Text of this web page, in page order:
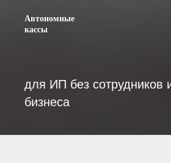
Автономные
кассы
для ИП без сотрудников
бизнеса